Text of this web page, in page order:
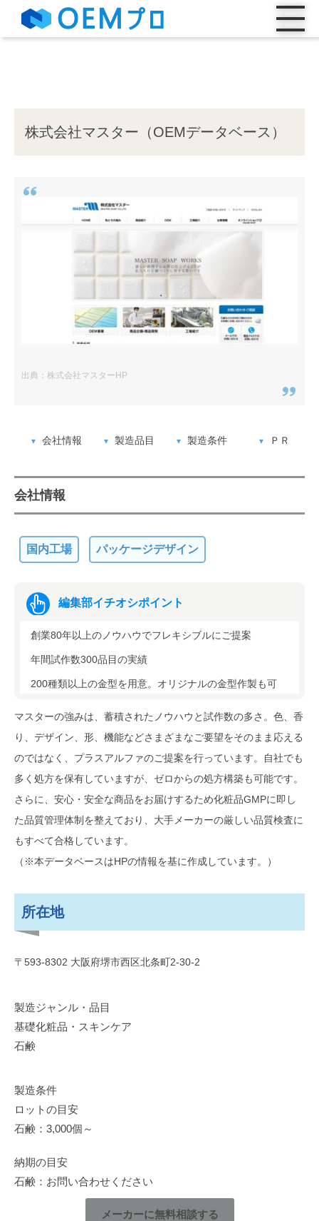
株式会社マスター（OEMデータベース）
出典：株式会社マスターHP
会社情報 製造品目 製造条件 ＰＲ
会社情報
国内工場 パッケージデザイン
編集部イチオシポイント
創業80年以上のノウハウでフレキシブルにご提案
年間試作数300品目の実績
200種類以上の金型を用意。オリジナルの金型作製も可
マスターの強みは、蓄積されたノウハウと試作数の多さ。色、香
り、デザイン、形、機能などさまざまなご要望をそのまま応える
のではなく、プラスアルファのご提案を行っています。自社でも
多く処方を保有していますが、ゼロからの処方構築も可能です。
さらに、安心・安全な商品をお届けするため化粧品GMPに即し
た品質管理体制を整えており、大手メーカーの厳しい品質検査に
もすべて合格しています。
（※本データベースはHPの情報を基に作成しています。）
所在地
〒593-8302 大阪府堺市西区北条町2-30-2
製造ジャンル・品目
基礎化粧品・スキンケア
石鹸
製造条件
ロットの目安
石鹸：3,000個～
納期の目安
石鹸：お問い合わせください
メーカーに無料相談する